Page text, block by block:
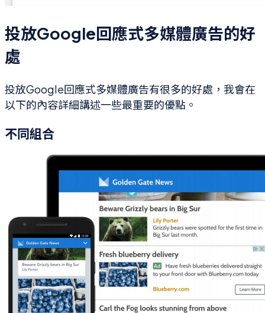
投放Google回應式多媒體廣告的好
處
投放Google回應式多媒體廣告有很多的好處，我會在
以下的內容詳細講述一些最重要的優點。
不同組合